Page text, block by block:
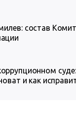
состав
и как